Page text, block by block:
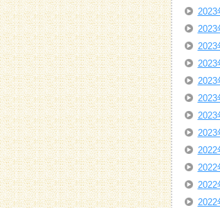
2023
2023
2023
2023
2023
2023
2023
2023
2022
2022
2022
2022